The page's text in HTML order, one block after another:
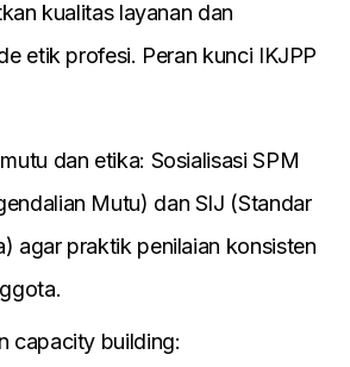
kualitas layanan dan
etik profesi. Peran kunci IKJPP
dan etika: Sosialisasi SPM
Mutu) dan SIJ (Standar
agar praktik penilaian konsisten
capacity building: